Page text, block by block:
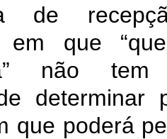
de
em que
não tem
determinar
que poderá